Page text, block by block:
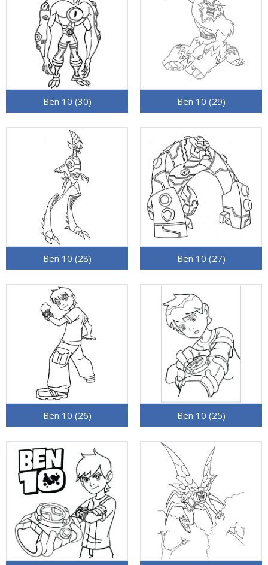
Ben 10 (30) Ben 10 (29)
Ben 10 (28) Ben 10 (27)
Ben 10 (26) Ben 10 (25)